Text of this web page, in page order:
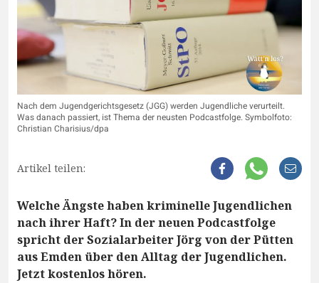
Nach dem Jugendgerichtsgesetz (JGG) werden Jugendliche verurteilt.
Was danach passiert, ist Thema der neusten Podcastfolge. Symbolfoto:
Christian Charisius/dpa
Artikel teilen:
Welche Ängste haben kriminelle Jugendlichen
nach ihrer Haft? In der neuen Podcastfolge
spricht der Sozialarbeiter Jörg von der Pütten
aus Emden über den Alltag der Jugendlichen.
Jetzt kostenlos hören.